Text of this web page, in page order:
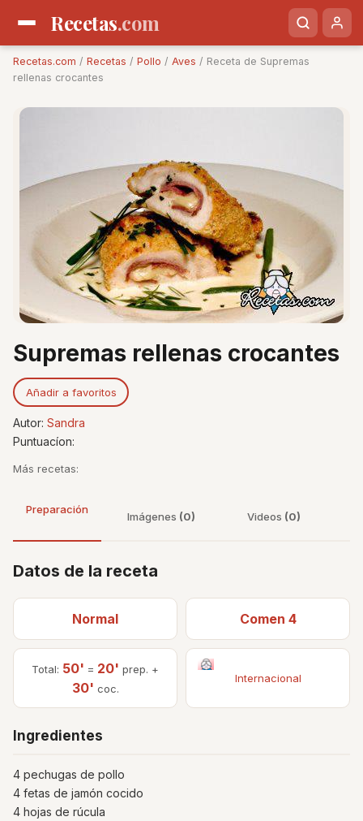
Recetas.com
Recetas.com / Recetas / Pollo / Aves / Receta de Supremas
rellenas crocantes
Supremas rellenas crocantes
Añadir a favoritos
Autor: Sandra
Puntuacíon:
Más recetas:
Preparación
Imágenes (0) Videos (0)
Datos de la receta
Normal Comen 4
Total: 50' = 20' prep. +
30' coc.
Internacional
Ingredientes
4 pechugas de pollo
4 fetas de jamón cocido
4 hojas de rúcula